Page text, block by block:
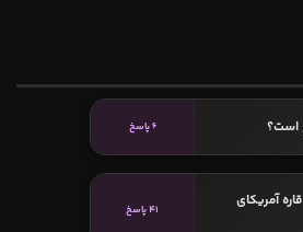
است؟ 6 پاسخ
آمریکای
41 پاسخ